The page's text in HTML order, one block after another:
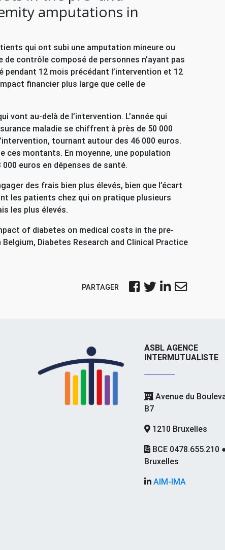
amputations in
qui ont subi une amputation mineure ou
contrôle composé de personnes n’ayant pas
12 mois précédant l’intervention et 12
financier plus large que celle de
vont au-delà de l’intervention. L’année qui
maladie se chiffrent à près de 50 000
tournant autour des 46 000 euros.
ces montants. En moyenne, une population
euros en dépenses de santé.
des frais bien plus élevés, bien que l’écart
les patients chez qui on pratique plusieurs
les plus élevés.
of diabetes on medical costs in the pre-
Diabetes Research and Clinical Practice
PARTAGER
ASBL AGENCE
INTERMUTUALISTE
Avenue du
B7
1210 Bruxelles
BCE 0478.655.210
Bruxelles
AIM-IMA